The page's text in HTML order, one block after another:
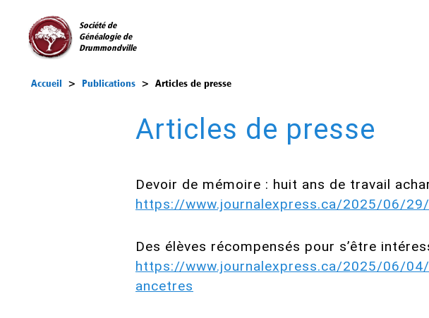
Société de
Généalogie de
Drummondville
Accueil > Publications > Articles de presse
Articles de presse
Devoir de mémoire : huit ans de travail
https://www.journalexpress.ca/2025/06/
Des élèves récompensés pour s’être
https://www.journalexpress.ca/2025/06/
ancetres